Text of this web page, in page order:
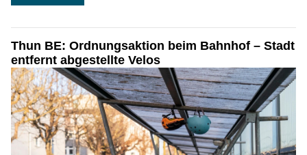
Thun BE: Ordnungsaktion beim Bahnhof – Stadt
entfernt abgestellte Velos